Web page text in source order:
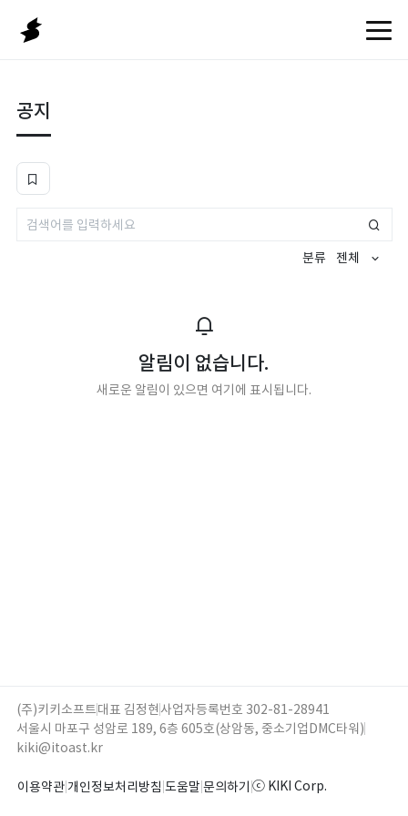
공지
분류 젠체
알림이 없습니다.
새로운 알림이 있으면 여기에 표시됩니다.
(주)키키소프트대표 김정현사업자등록번호 302-81-28941
서울시 마포구 성암로 189, 6층 605호(상암동, 중소기업DMC타워)
kiki@itoast.kr
이용약관 개인정보처리방침 도움말 문의하기ⓒ KIKI Corp.